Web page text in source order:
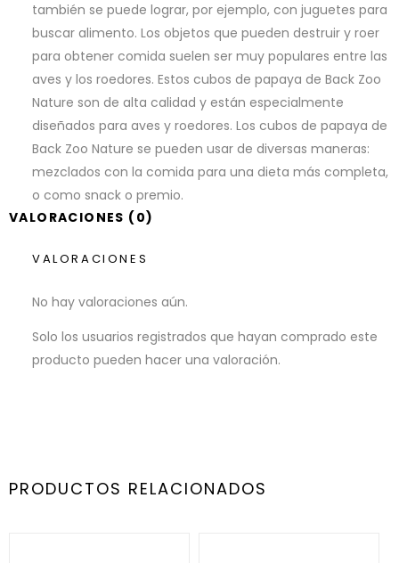
también se puede lograr, por ejemplo, con juguetes para
buscar alimento. Los objetos que pueden destruir y roer
para obtener comida suelen ser muy populares entre las
aves y los roedores. Estos cubos de papaya de Back Zoo
Nature son de alta calidad y están especialmente
diseñados para aves y roedores. Los cubos de papaya de
Back Zoo Nature se pueden usar de diversas maneras:
mezclados con la comida para una dieta más completa,
o como snack o premio.
VALORACIONES (0)
VALORACIONES
No hay valoraciones aún.
Solo los usuarios registrados que hayan comprado este
producto pueden hacer una valoración.
PRODUCTOS RELACIONADOS